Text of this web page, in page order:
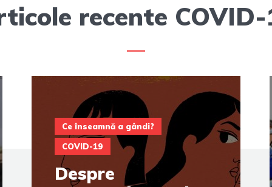
recente COVID-
Ce înseamnă a gândi?
COVID-19
Despre